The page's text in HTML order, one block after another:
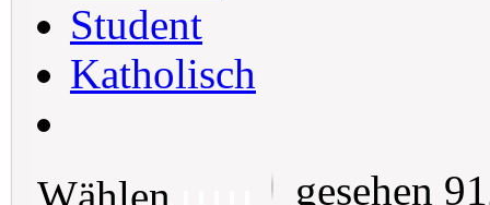
Student
Katholisch
Wählen
gesehen